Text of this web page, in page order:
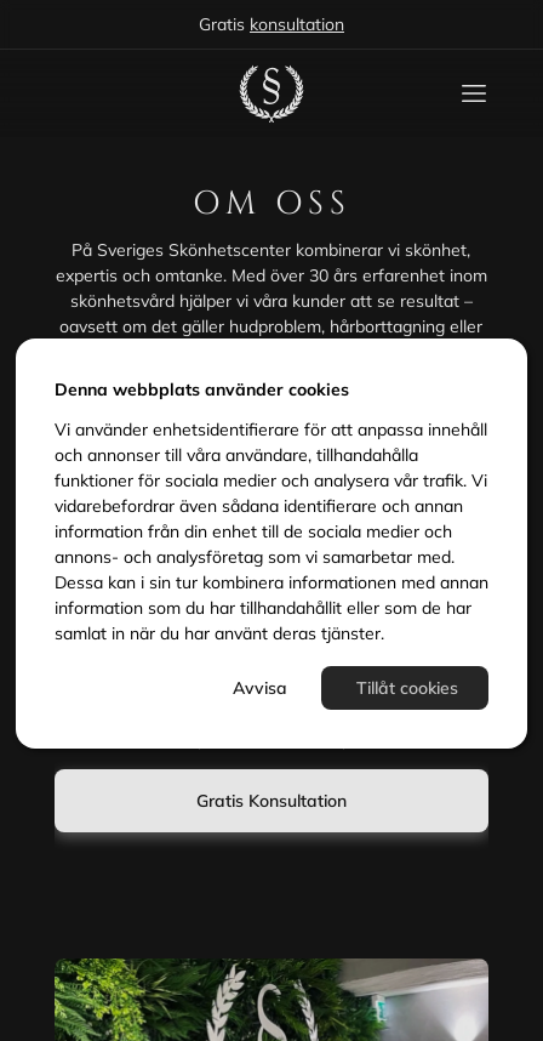
Gratis konsultation
Denna webbplats använder cookies
Vi använder enhetsidentifierare för att anpassa innehåll
och annonser till våra användare, tillhandahålla
funktioner för sociala medier och analysera vår trafik. Vi
vidarebefordrar även sådana identifierare och annan
information från din enhet till de sociala medier och
annons- och analysföretag som vi samarbetar med.
Dessa kan i sin tur kombinera informationen med annan
information som du har tillhandahållit eller som de har
samlat in när du har använt deras tjänster.
Avvisa Tillåt cookies
OM OSS
På Sveriges Skönhetscenter kombinerar vi skönhet,
expertis och omtanke. Med över 30 års erfarenhet inom
skönhetsvård hjälper vi våra kunder att se resultat –
oavsett om det gäller hudproblem, hårborttagning eller
erbjuder resultatinriktade och individanpassade
behandlingar i våra salonger i Stockholm, alltid med
modern utrustning, beprövade metoder och branschens
främsta produkter.
Vårt mål är enkelt: du ska känna dig trygg, sedd och
nöjd – från första konsultation till färdigt resultat. Hos
oss möts du av certifierade specialister, hög kvalitet
och ett varmt bemötande. Vi tror på att skönhetsvård
ska vara både effektiv och tillgänglig. Välkommen till en
plats där det verkligen handlar om dig.
200K+
Gratis Konsultation